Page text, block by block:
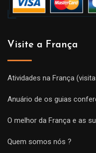
Visite a França
Atividades na França
Anuário de os guias
O melhor da França e as
Quem somos nós ?